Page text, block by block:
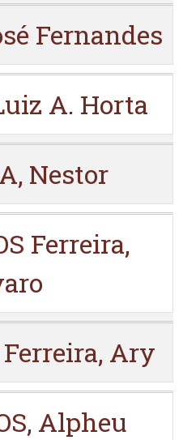
Fernandes
A. Horta
Nestor
Ferreira,
Ferreira, Ary
Alpheu